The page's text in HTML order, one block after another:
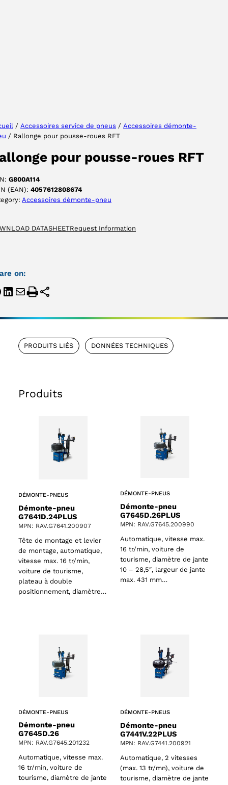
/ Accessoires service de pneus / Accessoires démonte-
/ Rallonge pour pousse-roues RFT
pour pousse-roues RFT
G800A114
(EAN): 4057612808674
Accessoires démonte-pneu
DATASHEETRequest Information
on:
PRODUITS LIÉS DONNÉES TECHNIQUES
Produits
DÉMONTE-PNEUS
Démonte-pneu
G7641D.24PLUS
MPN: RAV.G7641.200907
Tête de montage et levier
de montage, automatique,
vitesse max. 16 tr/min,
voiture de tourisme,
plateau à double
positionnement, diamètre…
DÉMONTE-PNEUS
Démonte-pneu
G7645D.26PLUS
MPN: RAV.G7645.200990
Automatique, vitesse max.
16 tr/min, voiture de
tourisme, diamètre de jante
10 – 28,5″, largeur de jante
max. 431 mm…
DÉMONTE-PNEUS
Démonte-pneu
G7645D.26
MPN: RAV.G7645.201232
Automatique, vitesse max.
16 tr/min, voiture de
tourisme, diamètre de jante
DÉMONTE-PNEUS
Démonte-pneu
G7441V.22PLUS
MPN: RAV.G7441.200921
Automatique, 2 vitesses
(max. 13 tr/mn), voiture de
tourisme, diamètre de jante
ACCEPTER